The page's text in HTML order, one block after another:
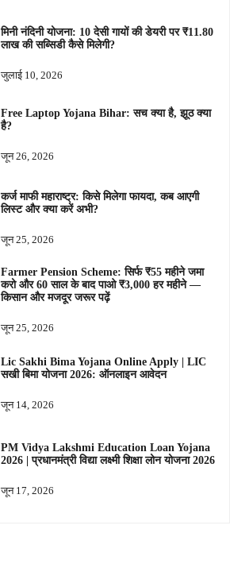
मिनी नंदिनी योजना: 10 देसी गायों की डेयरी पर ₹11.80
लाख की सब्सिडी कैसे मिलेगी?
जुलाई 10, 2026
Free Laptop Yojana Bihar: सच क्या है, झूठ क्या
है?
जून 26, 2026
कर्ज माफी महाराष्ट्र: किसे मिलेगा फायदा, कब आएगी
लिस्ट और क्या करें अभी?
जून 25, 2026
Farmer Pension Scheme: सिर्फ ₹55 महीने जमा
करो और 60 साल के बाद पाओ ₹3,000 हर महीने —
किसान और मजदूर जरूर पढ़ें
जून 25, 2026
Lic Sakhi Bima Yojana Online Apply | LIC
सखी बिमा योजना 2026: ऑनलाइन आवेदन
जून 14, 2026
PM Vidya Lakshmi Education Loan Yojana
2026 | प्रधानमंत्री विद्या लक्ष्मी शिक्षा लोन योजना 2026
जून 17, 2026